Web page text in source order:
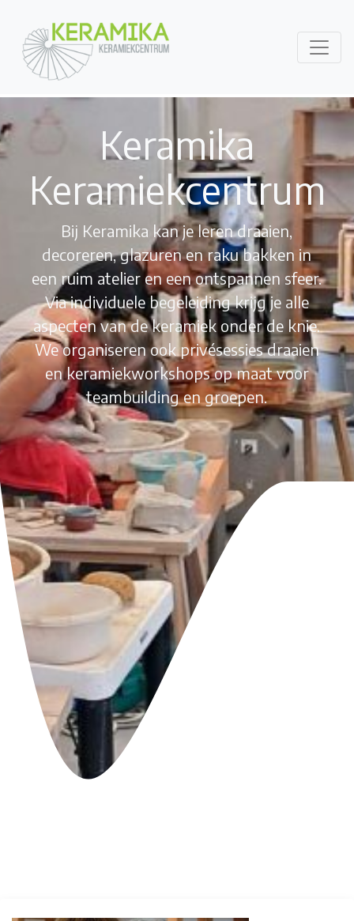
Keramika
Keramiekcentrum
Bij Keramika kan je leren draaien,
decoreren, glazuren en raku bakken in
een ruim atelier en een ontspannen sfeer.
Via individuele begeleiding krijg je alle
aspecten van de keramiek onder de knie.
We organiseren ook privésessies draaien
en keramiekworkshops op maat voor
teambuilding en groepen.